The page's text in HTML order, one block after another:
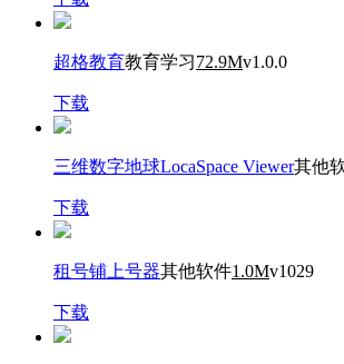
超格教育教育学习72.9Mv1.0.0
下载
三维数字地球LocaSpace Viewer其他
下载
租号铺上号器其他软件1.0Mv1029
下载